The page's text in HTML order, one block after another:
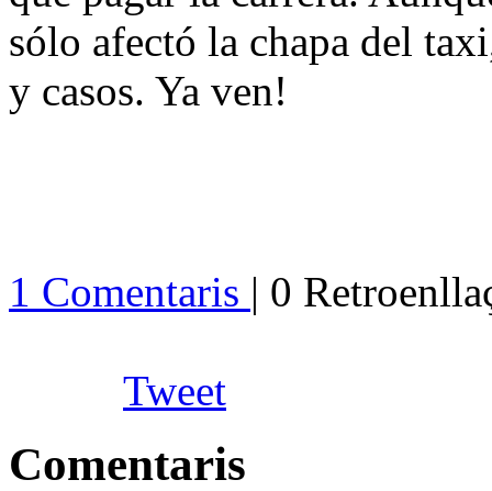
sólo afectó la chapa del
y casos. Ya ven!
1 Comentaris | 0
Tweet
Comentaris